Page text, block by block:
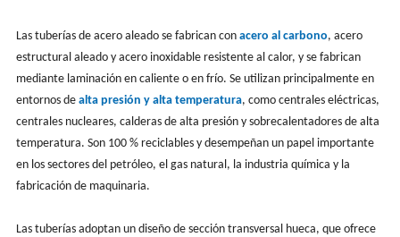
Las tuberías de acero aleado se fabrican con acero al carbono, acero
estructural aleado y acero inoxidable resistente al calor, y se fabrican
mediante laminación en caliente o en frío. Se utilizan principalmente en
entornos de alta presión y alta temperatura, como centrales eléctricas,
centrales nucleares, calderas de alta presión y sobrecalentadores de alta
temperatura. Son 100 % reciclables y desempeñan un papel importante
en los sectores del petróleo, el gas natural, la industria química y la
fabricación de maquinaria.
Las tuberías adoptan un diseño de sección transversal hueca, que ofrece